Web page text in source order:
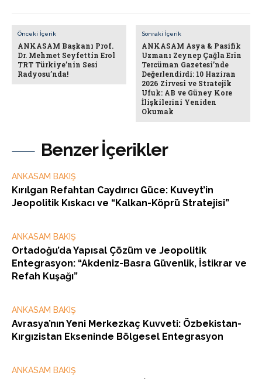
Benzer İçerikler
ANKASAM BAKIŞ
Kırılgan Refahtan Caydırıcı Güce: Kuveyt’in
Jeopolitik Kıskacı ve “Kalkan-Köprü Stratejisi”
ANKASAM BAKIŞ
Ortadoğu’da Yapısal Çözüm ve Jeopolitik
Entegrasyon: “Akdeniz-Basra Güvenlik, İstikrar ve
Refah Kuşağı”
ANKASAM BAKIŞ
Avrasya’nın Yeni Merkezkaç Kuvveti: Özbekistan-
Kırgızistan Ekseninde Bölgesel Entegrasyon
ANKASAM BAKIŞ
Önceki İçerik
ANKASAM Başkanı Prof.
Dr. Mehmet Seyfettin Erol
TRT Türkiye’nin Sesi
Radyosu’nda!
Sonraki İçerik
ANKASAM Asya & Pasifik
Uzmanı Zeynep Çağla Erin
Tercüman Gazetesi’nde
Değerlendirdi: 10 Haziran
2026 Zirvesi ve Stratejik
Ufuk: AB ve Güney Kore
İlişkilerini Yeniden
Okumak